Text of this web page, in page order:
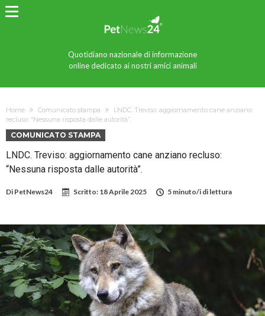
Quotidiano nazionale di informazione
online dedicato ai nostri amici animali
Home Comunicato stampa
LNDC. Treviso: aggiornamento cane anziano
recluso: “Nessuna risposta dalle autorità”.
COMUNICATO STAMPA
LNDC. Treviso: aggiornamento cane anziano recluso:
“Nessuna risposta dalle autorità”.
Di PetNews24 Scritto: 18 Aprile 2025 5 minuto/i di lettura